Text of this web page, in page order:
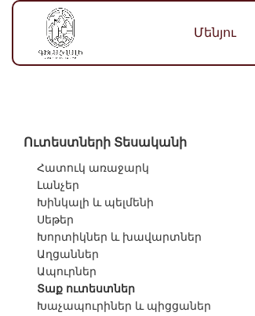
Մենյու
Ուտեստների Տեսականի
Հատուկ առաջարկ
Լանչեր
Խինկալի և պելմենի
Սեթեր
Խորտիկներ և խավարտներ
Աղցաններ
Ապուրներ
Տաք ուտեստներ
Խաչապուրիներ և պիցցաներ